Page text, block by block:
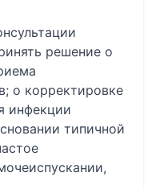
решение о
о корректировке
инфекции
типичной